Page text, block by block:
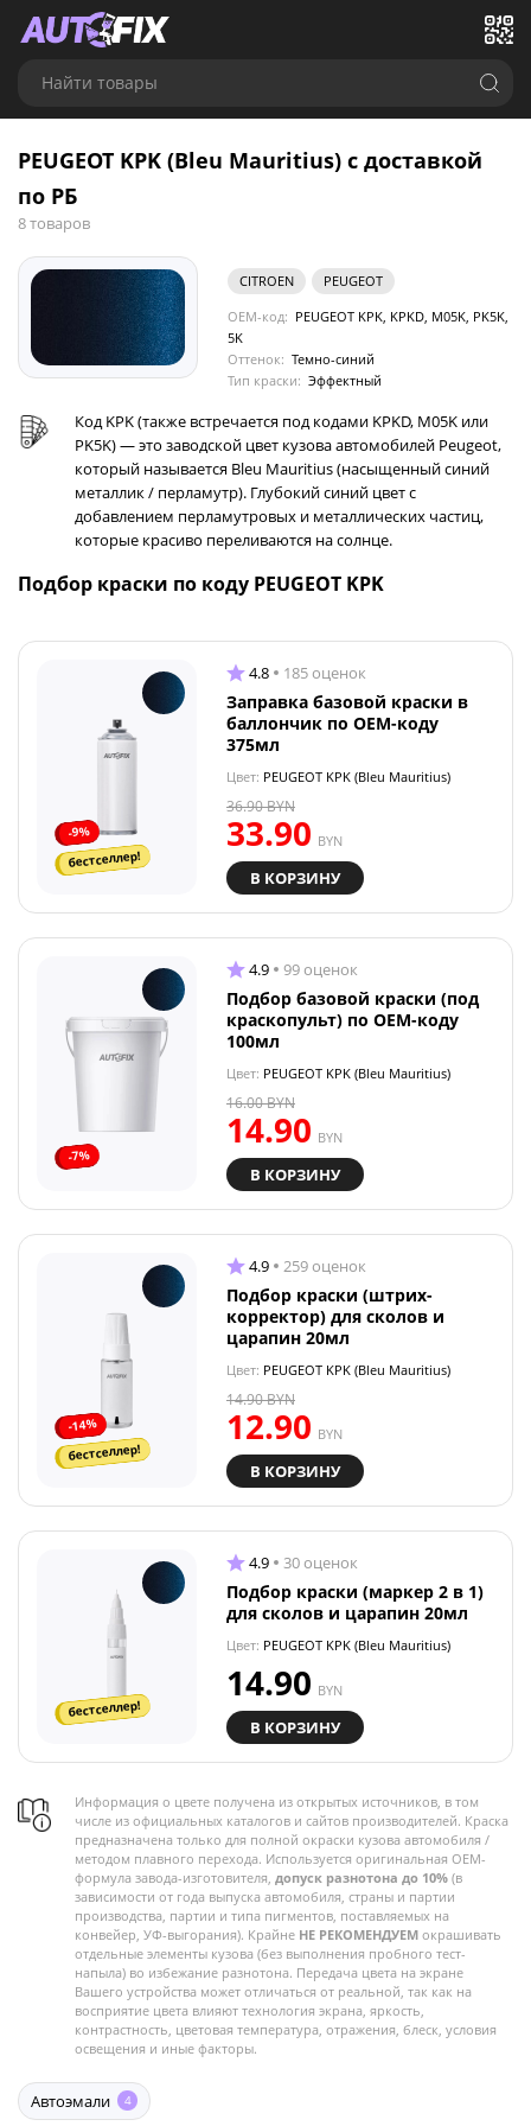
Найти товары
PEUGEOT KPK (Bleu Mauritius) с доставкой
по РБ
8 товаров
CITROEN
PEUGEOT
OEM-код: PEUGEOT KPK, KPKD, M05K, PK5K,
5K
Оттенок: Темно-синий
Тип краски: Эффектный
Код KPK (также встречается под кодами KPKD, M05K или
PK5K) — это заводской цвет кузова автомобилей Peugeot,
который называется Bleu Mauritius (насыщенный синий
металлик / перламутр). Глубокий синий цвет с
добавлением перламутровых и металлических частиц,
которые красиво переливаются на солнце.
Подбор краски по коду PEUGEOT KPK
-9%
бестселлер!
4.8 185 оценок
Заправка базовой краски в
баллончик по OEM-коду
375мл
Цвет: PEUGEOT KPK (Bleu Mauritius)
33.90 BYN
36.90BYN
В КОРЗИНУ
-7%
4.9 99 оценок
Подбор базовой краски (под
краскопульт) по OEM-коду
100мл
Цвет: PEUGEOT KPK (Bleu Mauritius)
14.90 BYN
16.00BYN
В КОРЗИНУ
-14%
бестселлер!
4.9 259 оценок
Подбор краски (штрих-
корректор) для сколов и
царапин 20мл
Цвет: PEUGEOT KPK (Bleu Mauritius)
12.90 BYN
14.90BYN
В КОРЗИНУ
бестселлер!
4.9 30 оценок
Подбор краски (маркер 2 в 1)
для сколов и царапин 20мл
Цвет: PEUGEOT KPK (Bleu Mauritius)
14.90 BYN
В КОРЗИНУ
Информация о цвете получена из открытых источников, в том
числе из официальных каталогов и сайтов производителей. Краска
предназначена только для полной окраски кузова автомобиля /
методом плавного перехода. Используется оригинальная OEM-
формула завода-изготовителя, допуск разнотона до 10% (в
зависимости от года выпуска автомобиля, страны и партии
производства, партии и типа пигментов, поставляемых на
конвейер, УФ-выгорания). Крайне НЕ РЕКОМЕНДУЕМ окрашивать
отдельные элементы кузова (без выполнения пробного тест-
напыла) во избежание разнотона. Передача цвета на экране
Вашего устройства может отличаться от реальной, так как на
восприятие цвета влияют технология экрана, яркость,
контрастность, цветовая температура, отражения, блеск, условия
освещения и иные факторы.
Автоэмали 4